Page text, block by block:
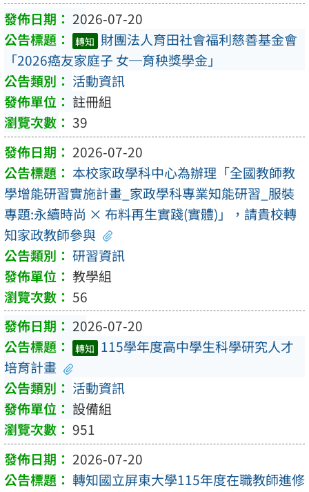
2026-07-20
轉知 財團法人育田社會福利慈善基金會
「2026癌友家庭子 女─育秧獎學金」
活動資訊
註冊組
39
2026-07-20
本校家政學科中心為辦理「全國教師教
學增能研習實施計畫_家政學科專業知能研習_服裝
專題:永續時尚 × 布料再生實踐(實體)」，請貴校轉
知家政教師參與
研習資訊
教學組
56
2026-07-20
轉知 115學年度高中學生科學研究人才
培育計畫
活動資訊
設備組
951
2026-07-20
轉知國立屏東大學115年度在職教師進修